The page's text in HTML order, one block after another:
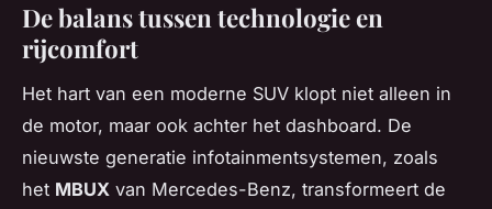
De balans tussen technologie en
rijcomfort
Het hart van een moderne SUV klopt niet alleen in
de motor, maar ook achter het dashboard. De
nieuwste generatie infotainmentsystemen, zoals
het MBUX van Mercedes-Benz, transformeert de